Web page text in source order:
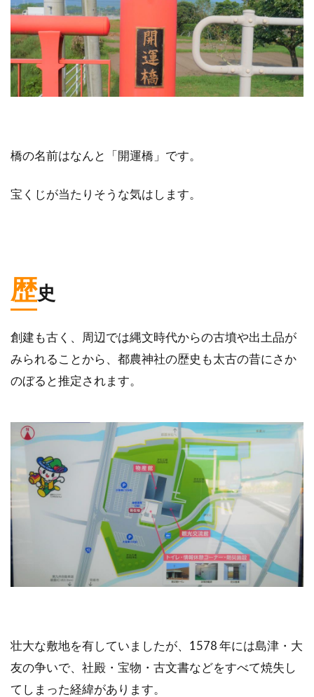
橋の名前はなんと「開運橋」です。
宝くじが当たりそうな気はします。
歴史
創建も古く、周辺では縄文時代からの古墳や出土品が
みられることから、都農神社の歴史も太古の昔にさか
のぼると推定されます。
壮大な敷地を有していましたが、1578 年には島津・大
友の争いで、社殿・宝物・古文書などをすべて焼失し
てしまった経緯があります。